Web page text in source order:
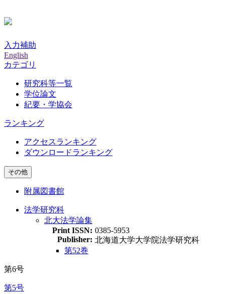
入力補助
English
カテゴリ
研究科等一覧
学位論文
紀要・学協会
ランキング
アクセスランキング
ダウンロードランキング
その他
附属図書館
法学研究科
北大法学論集
Print ISSN: 0385-5953
Publisher: 北海道大学大学院法学研究科
第52巻
第6号
第5号